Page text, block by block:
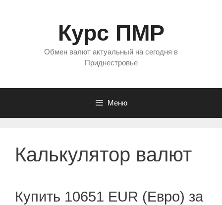
Курс ПМР
Обмен валют актуальный на сегодня в
Приднестровье
Меню
Калькулятор валют
Купить 10651 EUR (Евро) за